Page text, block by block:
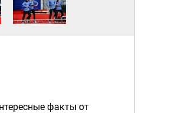
факты от